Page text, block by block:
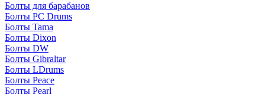
Болты для барабанов
Болты PC Drums
Болты Tama
Болты Dixon
Болты DW
Болты Gibraltar
Болты LDrums
Болты Peace
Болты Pearl